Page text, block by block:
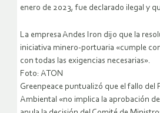
enero de 2023, fue declarado ilegal y
La empresa Andes Iron dijo que la
iniciativa minero-portuaria «cumple
con todas las exigencias necesarias».
Foto: ATON
Greenpeace puntualizó que el fallo del
Ambiental «no implica la aprobación